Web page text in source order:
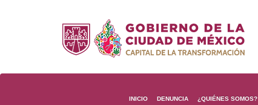
INICIO DENUNCIA ¿QUIÉNES SOMOS?